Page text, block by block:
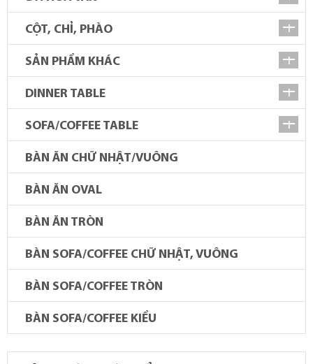
CỘT, CHỈ, PHÀO
SẢN PHẨM KHÁC
DINNER TABLE
SOFA/COFFEE TABLE
BÀN ĂN CHỮ NHẬT/VUÔNG
BÀN ĂN OVAL
BÀN ĂN TRÒN
BÀN SOFA/COFFEE CHỮ NHẬT, VUÔNG
BÀN SOFA/COFFEE TRÒN
BÀN SOFA/COFFEE KIỂU